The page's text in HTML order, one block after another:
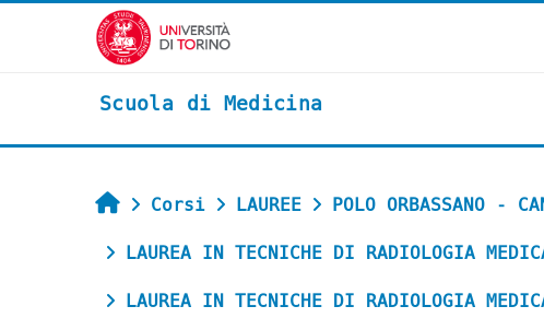
Vai al contenuto principale
Scuola di Medicina
Home
Corsi LAUREE
POLO ORBASSANO -
LAUREA IN TECNICHE DI RADIOLOGIA
LAUREA IN TECNICHE DI RADIOLOGIA